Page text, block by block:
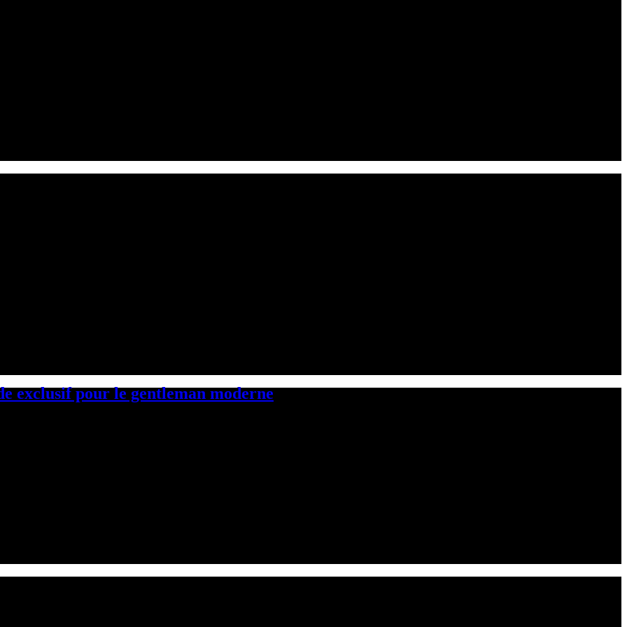
exclusif pour le gentleman moderne
occasion peut souvent s’avérer une tâche…
Ce type de projet permet de créer un…